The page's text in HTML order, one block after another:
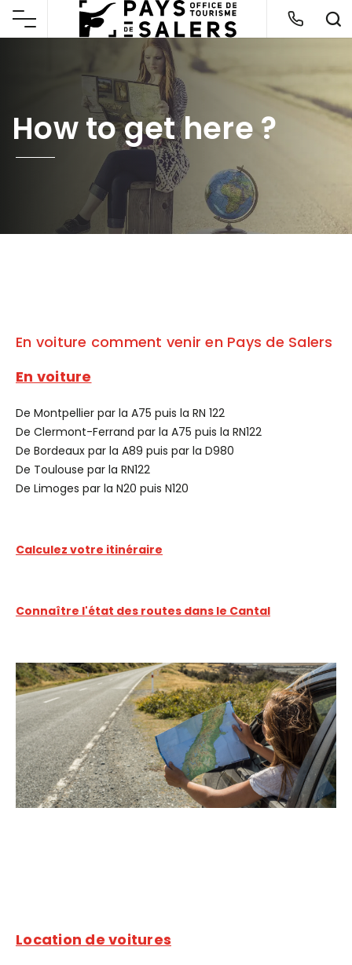
How to get here ?
En voiture comment venir en Pays de Salers
En voiture
De Montpellier par la A75 puis la RN 122
De Clermont-Ferrand par la A75 puis la RN122
De Bordeaux par la A89 puis par la D980
De Toulouse par la RN122
De Limoges par la N20 puis N120
Calculez votre itinéraire
Connaître l'état des routes dans le Cantal
Location de voitures